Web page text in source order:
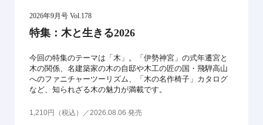
2026年9月号 Vol.178
特集：木と生きる2026
今回の特集のテーマは「木」。「伊勢神宮」の式年遷宮と
木の関係、名建築家の木の自邸や木工の匠の国・飛騨高山
へのファニチャーツーリズム、「木の名作椅子」カタログ
など、知られざる木の魅力が満載です。
1,210円（税込）／2026.08.06 発売